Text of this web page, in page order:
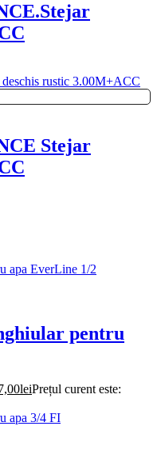
Stejar
pentru
leiPrețul curent este: